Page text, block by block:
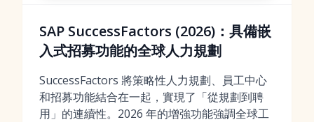
SAP SuccessFactors (2026)：具備嵌
入式招募功能的全球人力規劃
SuccessFactors 將策略性人力規劃、員工中心
和招募功能結合在一起，實現了「從規劃到聘
用」的連續性。2026 年的增強功能強調全球工